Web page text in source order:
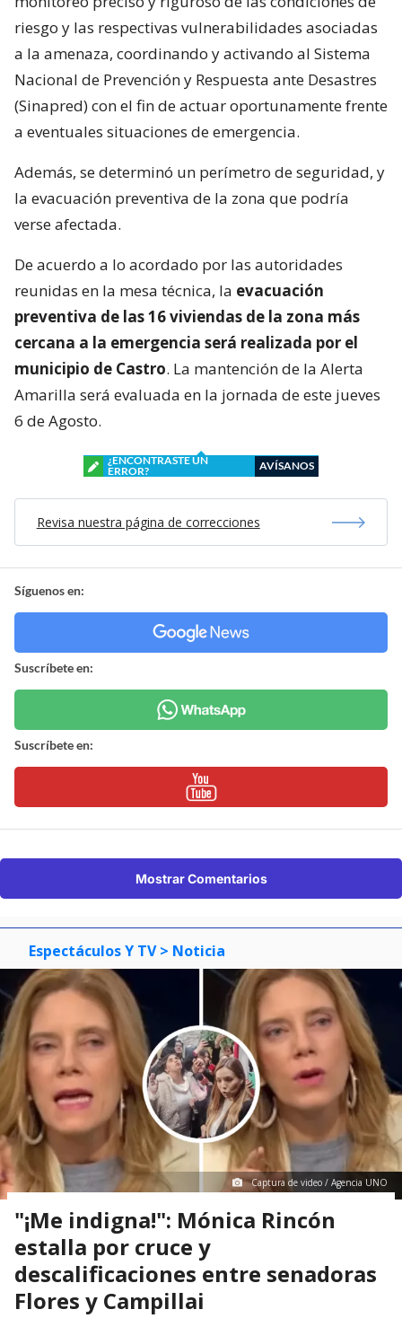
riesgo y las respectivas vulnerabilidades asociadas
a la amenaza, coordinando y activando al Sistema
Nacional de Prevención y Respuesta ante Desastres
(Sinapred) con el fin de actuar oportunamente frente
a eventuales situaciones de emergencia.
Además, se determinó un perímetro de seguridad, y
la evacuación preventiva de la zona que podría
verse afectada.
De acuerdo a lo acordado por las autoridades
reunidas en la mesa técnica, la evacuación
preventiva de las 16 viviendas de la zona más
cercana a la emergencia será realizada por el
municipio de Castro. La mantención de la Alerta
Amarilla será evaluada en la jornada de este jueves
6 de Agosto.
¿ENCONTRASTE UN
ERROR?
AVÍSANOS
Revisa nuestra página de correcciones
Síguenos en:
Suscríbete en:
Suscríbete en:
Mostrar Comentarios
Espectáculos Y TV > Noticia
Captura de video / Agencia UNO
"¡Me indigna!": Mónica Rincón
estalla por cruce y
descalificaciones entre senadoras
Flores y Campillai